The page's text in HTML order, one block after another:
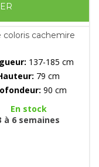
coloris cachemire
137-185 cm
79 cm
90 cm
En stock
à 6 semaines